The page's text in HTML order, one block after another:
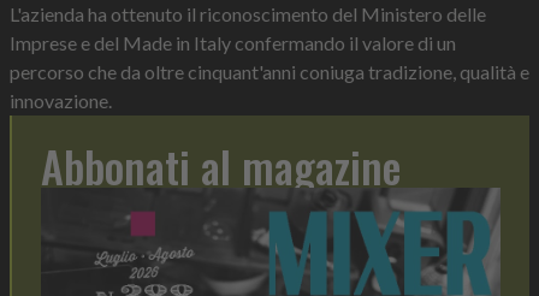
L'azienda ha ottenuto il riconoscimento del Ministero delle
Imprese e del Made in Italy confermando il valore di un
percorso che da oltre cinquant'anni coniuga tradizione, qualità e
innovazione.
Abbonati al magazine